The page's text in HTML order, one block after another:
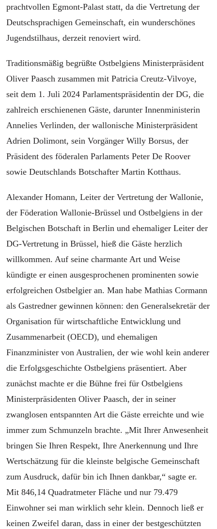
prachtvollen Egmont-Palast statt, da die Vertretung der
Deutschsprachigen Gemeinschaft, ein wunderschönes
Jugendstilhaus, derzeit renoviert wird.
Traditionsmäßig begrüßte Ostbelgiens Ministerpräsident
Oliver Paasch zusammen mit Patricia Creutz-Vilvoye,
seit dem 1. Juli2024 Parlamentspräsidentin der DG, die
zahlreich erschienenen Gäste, darunter Innenministerin
Annelies Verlinden, der wallonische Ministerpräsident
Adrien Dolimont, sein Vorgänger Willy Borsus, der
Präsident des föderalen Parlaments Peter De Roover
sowie Deutschlands Botschafter Martin Kotthaus.
Alexander Homann, Leiter der Vertretung der Wallonie,
der Föderation Wallonie-Brüssel und Ostbelgiensinder
BelgischenBotschaftin Berlin undehemaliger Leiter der
DG-Vertretung in Brüssel, hieß die Gäste herzlich
willkommen. Aufseine charmante Art und Weise
kündigte er einen ausgesprochenen prominenten sowie
erfolgreichen Ostbelgier an.Man habeMathias Cormann
als Gastredner gewinnen können:denGeneralsekretär der
Organisation für wirtschaftliche Entwicklung und
Zusammenarbeit(OECD), und ehemaligen
Finanzminister von Australien, der wie wohl kein anderer
die Erfolgsgeschichte Ostbelgiens präsentiert. Aber
zunächst machte er die Bühne frei für Ostbelgiens
Ministerpräsidenten Oliver Paasch, der in seiner
zwanglosen entspannten Artdie Gäste erreichte und wie
immer zum Schmunzeln brachte. „Mit Ihrer Anwesenheit
bringen Sie Ihren Respekt, Ihre Anerkennung und Ihre
Wertschätzung für die kleinste belgische Gemeinschaft
zum Ausdruck, dafür bin ich Ihnen dankbar,“ sagte er.
Mit 846,14 Quadratmeter Fläche und nur 79.479
Einwohner sei man wirklich sehr klein. Dennoch ließ er
keinen Zweifel daran, dass in einer der bestgeschützten